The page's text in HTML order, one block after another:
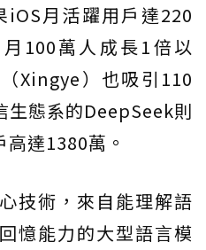
iOS月活躍用戶達220
100萬人成長1倍以
Xingye）也吸引110
生態系的DeepSeek則
達1380萬。
技術，來自能理解語
憶能力的大型語言模